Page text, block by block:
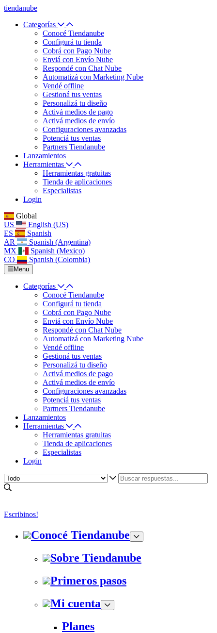
tiendanube
Categorías
Conocé Tiendanube
Configurá tu tienda
Cobrá con Pago Nube
Enviá con Envío Nube
Respondé con Chat Nube
Automatizá con Marketing Nube
Vendé offline
Gestioná tus ventas
Personalizá tu diseño
Activá medios de pago
Activá medios de envío
Configuraciones avanzadas
Potenciá tus ventas
Partners Tiendanube
Lanzamientos
Herramientas
Herramientas gratuitas
Tienda de aplicaciones
Especialistas
Login
Global
US
English (US)
ES
Spanish
AR
Spanish (Argentina)
MX
Spanish (Mexico)
CO
Spanish (Colombia)
Menu
Categorías
Conocé Tiendanube
Configurá tu tienda
Cobrá con Pago Nube
Enviá con Envío Nube
Respondé con Chat Nube
Automatizá con Marketing Nube
Vendé offline
Gestioná tus ventas
Personalizá tu diseño
Activá medios de pago
Activá medios de envío
Configuraciones avanzadas
Potenciá tus ventas
Partners Tiendanube
Lanzamientos
Herramientas
Herramientas gratuitas
Tienda de aplicaciones
Especialistas
Login
Escribinos!
Conocé Tiendanube
Sobre Tiendanube
Primeros pasos
Mi cuenta
Planes